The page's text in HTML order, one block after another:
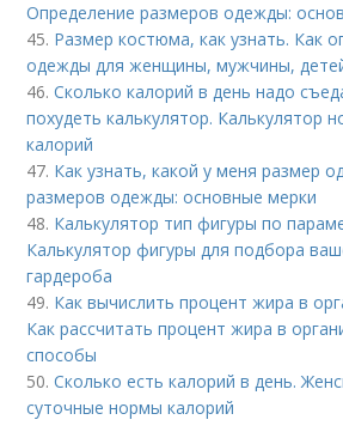
Определение размеров одежды:
45. Размер костюма, как узнать. Как
одежды для женщины, мужчины,
46.Сколько калорий в день надо
похудеть калькулятор. Калькулятор
калорий
47. Как узнать, какой у меня размер
размеров одежды: основные мерки
48. Калькулятор тип фигуры по
Калькулятор фигуры для подбора
гардероба
49. Как вычислить процент жира в
Как рассчитать процент жира в
способы
50.Сколько есть калорий в день.
суточные нормы калорий